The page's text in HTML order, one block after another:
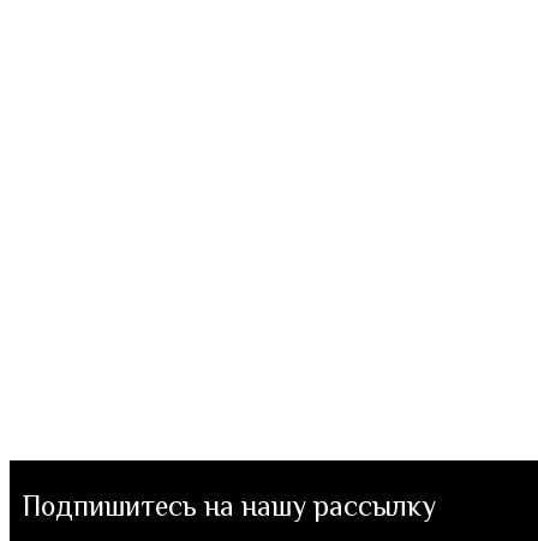
Подпишитесь на нашу рассылку